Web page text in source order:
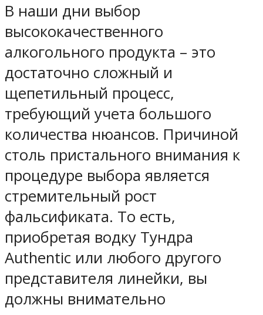
В наши дни выбор
высококачественного
алкогольного продукта – это
достаточно сложный и
щепетильный процесс,
требующий учета большого
количества нюансов. Причиной
столь пристального внимания к
процедуре выбора является
стремительный рост
фальсификата. То есть,
приобретая водку Тундра
Authentic или любого другого
представителя линейки, вы
должны внимательно